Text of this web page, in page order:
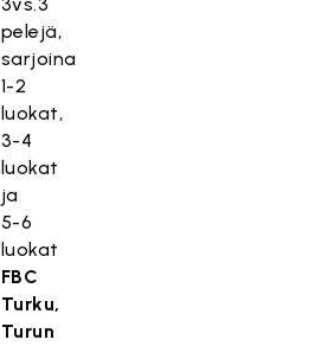
pelejä,
sarjoina
1-2
luokat,
3-4
luokat
ja
5-6
luokat
FBC
Turku,
Turun